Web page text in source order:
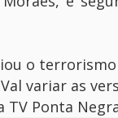
o
variar as
TV Ponta